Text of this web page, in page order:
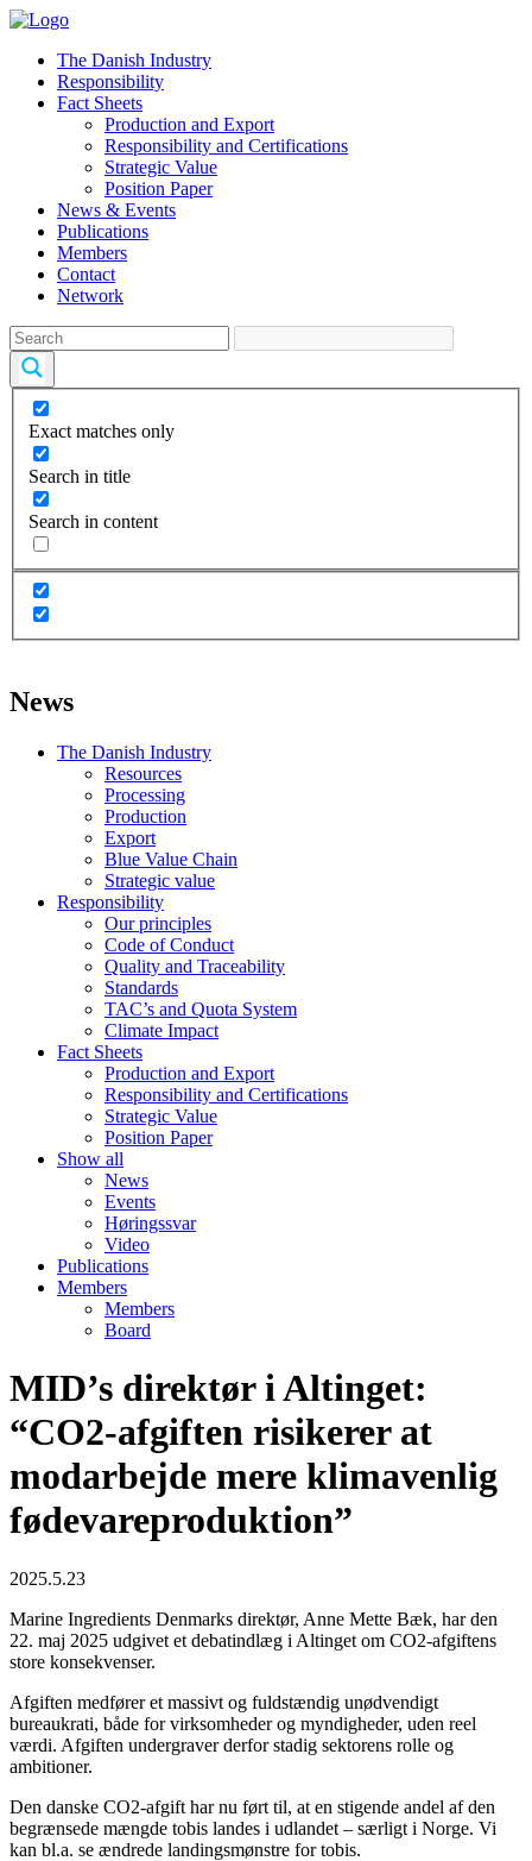
The Danish Industry
Responsibility
Fact Sheets
Production and Export
Responsibility and Certifications
Strategic Value
Position Paper
News & Events
Publications
Members
Contact
Network
Exact matches only
Search in title
Search in content
News
The Danish Industry
Resources
Processing
Production
Export
Blue Value Chain
Strategic value
Responsibility
Our principles
Code of Conduct
Quality and Traceability
Standards
TAC’s and Quota System
Climate Impact
Fact Sheets
Production and Export
Responsibility and Certifications
Strategic Value
Position Paper
Show all
News
Events
Høringssvar
Video
Publications
Members
Members
Board
MID’s direktør i Altinget:
“CO2-afgiften risikerer at
modarbejde mere klimavenlig
fødevareproduktion”
2025.5.23
Marine Ingredients Denmarks direktør, Anne Mette Bæk, har den
22. maj 2025 udgivet et debatindlæg i Altinget om CO2-afgiftens
store konsekvenser.
Afgiften medfører et massivt og fuldstændig unødvendigt
bureaukrati, både for virksomheder og myndigheder, uden reel
værdi. Afgiften undergraver derfor stadig sektorens rolle og
ambitioner.
Den danske CO2-afgift har nu ført til, at en stigende andel af den
begrænsede mængde tobis landes i udlandet – særligt i Norge. Vi
kan bl.a. se ændrede landingsmønstre for tobis.